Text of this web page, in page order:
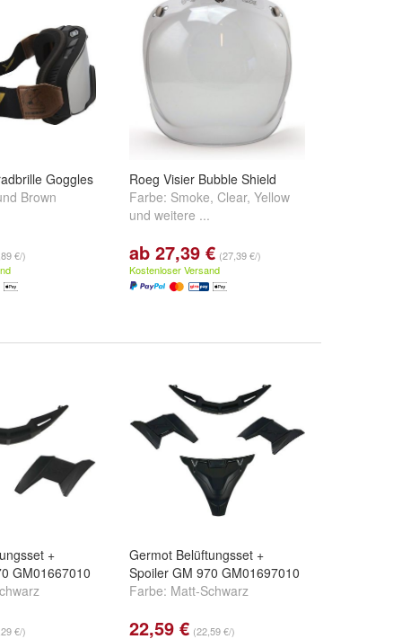
Goggles
Brown
€/)
Roeg Visier Bubble Shield
Farbe: Smoke, Clear, Yellow
und weitere ...
ab 27,39 € (27,39 €/)
Kostenloser Versand
+
GM01667010
€/)
Germot Belüftungsset +
Spoiler GM 970 GM01697010
Farbe: Matt-Schwarz
22,59 € (22,59 €/)